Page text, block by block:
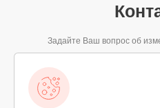
Задайте Ваш вопрос об